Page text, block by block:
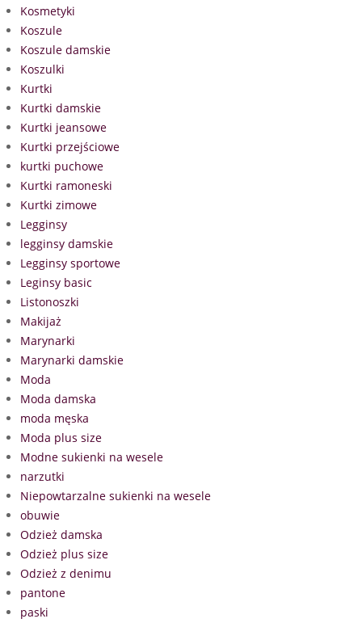
Kosmetyki
Koszule
Koszule damskie
Koszulki
Kurtki
Kurtki damskie
Kurtki jeansowe
Kurtki przejściowe
kurtki puchowe
Kurtki ramoneski
Kurtki zimowe
Legginsy
legginsy damskie
Legginsy sportowe
Leginsy basic
Listonoszki
Makijaż
Marynarki
Marynarki damskie
Moda
Moda damska
moda męska
Moda plus size
Modne sukienki na wesele
narzutki
Niepowtarzalne sukienki na wesele
obuwie
Odzież damska
Odzież plus size
Odzież z denimu
pantone
paski